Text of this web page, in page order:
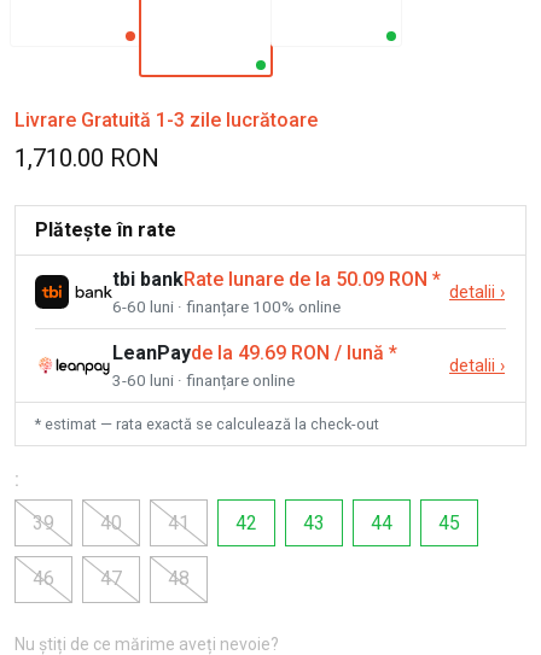
Livrare Gratuită 1-3 zile lucrătoare
1,710.00 RON
Plătește în rate
tbi bankRate lunare de la 50.09 RON *
6-60 luni · finanțare 100% online
detalii ›
LeanPayde la 49.69 RON / lună *
3-60 luni · finanțare online
detalii ›
* estimat — rata exactă se calculează la check-out
:
39
40 41 42 43 44 45
46 47 48
Nu știți de ce mărime aveți nevoie?